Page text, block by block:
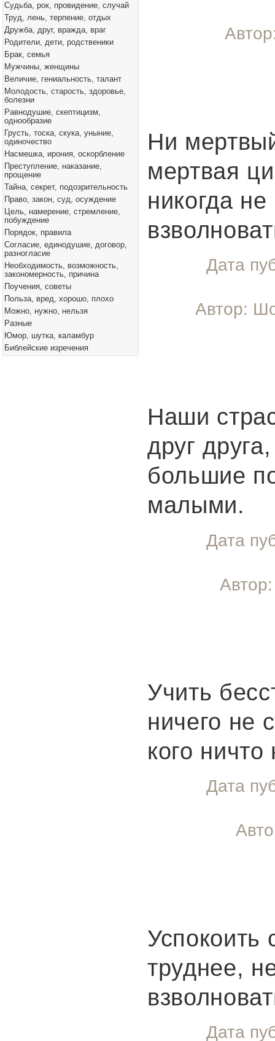
Судьба, рок, провидение, случай
Труд, лень, терпение, отдых
Дружба, друг, вражда, враг
Родители, дети, родственики
Брак, семья
Мужчины, женщины
Величие, гениальность, талант
Молодость, старость, здоровье,
болезни
Равнодушие, скептицизм,
однообразие
Грусть, тоска, скука, уныние,
одиночество
Насмешка, ирония, оскорбление
Преступление, наказание,
прощение
Тайна, секрет, подозрительность
Право, закон, суд, осуждение
Цель, намерение, стремление,
побуждение
Порядок, правила
Согласие, единодушие, договор,
разногласие
Необходимость, возможность,
закономерность, причина
Поучения, советы
Польза, вред, хорошо, плохо
Можно, нужно, нельзя
Разные
Юмор, шутка, каламбур
Библейские изречения
Ни
мертвая
никогда не
Дата
Автор:
Наши
друг
большие
малыми.
Дата
Учить
ничего не
кого ничто
Дата
Успокоить
труднее,
Дата